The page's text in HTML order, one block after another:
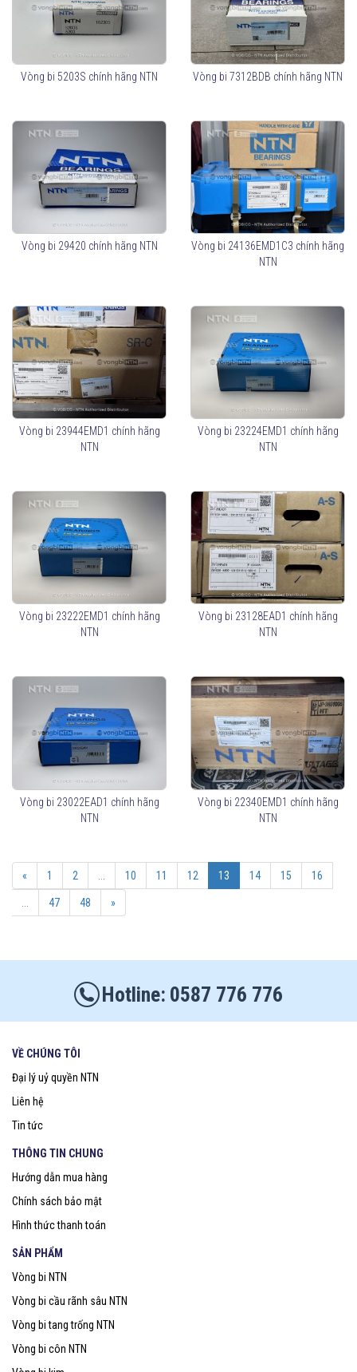
Vòng bi 5203S chính hãng NTN Vòng bi 7312BDB chính hãng NTN
Vòng bi 29420 chính hãng NTN
Vòng bi 24136EMD1C3 chính hãng
NTN
Vòng bi 23944EMD1 chính hãng
NTN
Vòng bi 23224EMD1 chính hãng
NTN
Vòng bi 23222EMD1 chính hãng
NTN
Vòng bi 23128EAD1 chính hãng
NTN
Vòng bi 23022EAD1 chính hãng
NTN
Vòng bi 22340EMD1 chính hãng
NTN
« 1 2 10 11 12 13 14 15 16
47 48 »
0587 776 776
VỀ CHÚNG TÔI
Đại lý uỷ quyền NTN
Liên hệ
Tin tức
THÔNG TIN CHUNG
Hướng dẫn mua hàng
Chính sách bảo mật
Hình thức thanh toán
SẢN PHẨM
Vòng bi NTN
Vòng bi cầu rãnh sâu NTN
Vòng bi tang trống NTN
Vòng bi côn NTN